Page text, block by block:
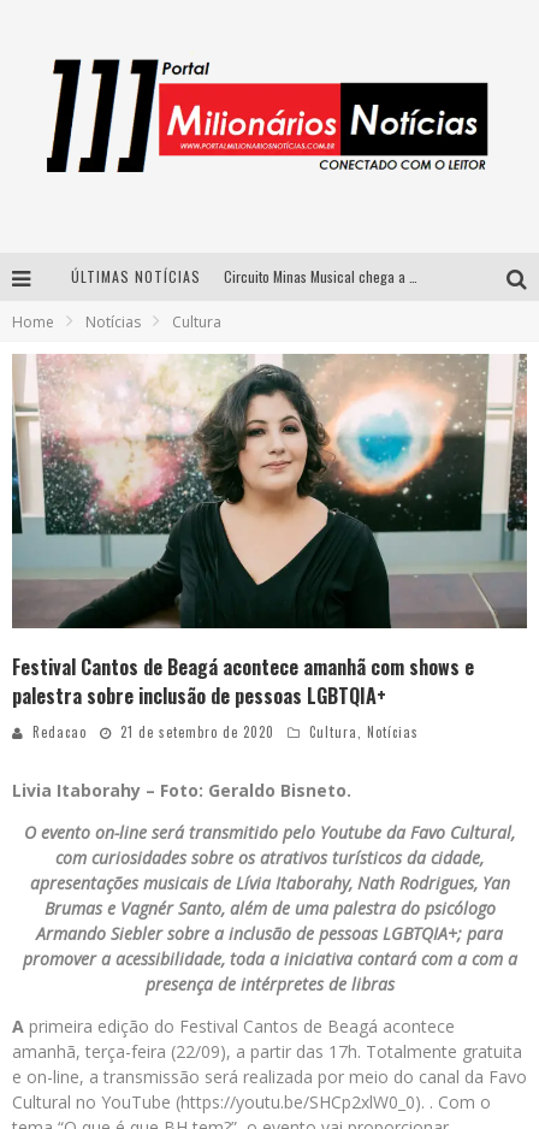
ÚLTIMAS NOTÍCIAS
Fenômeno do pagode, Fabinho desembarca em BH com a primeira edição do “Pagobinho”
Home Notícias Cultura
Festival Cantos de Beagá acontece amanhã com shows e
palestra sobre inclusão de pessoas LGBTQIA+
Redacao 21 de setembro de 2020 Cultura, Notícias
Livia Itaborahy – Foto: Geraldo Bisneto.
O evento on-line será transmitido pelo Youtube da Favo Cultural,
com curiosidades sobre os atrativos turísticos da cidade,
apresentações musicais de Lívia Itaborahy, Nath Rodrigues, Yan
Brumas e Vagnér Santo, além de uma palestra do psicólogo
Armando Siebler sobre a inclusão de pessoas LGBTQIA+; para
promover a acessibilidade, toda a iniciativa contará com a com a
presença de intérpretes de libras
A primeira edição do Festival Cantos de Beagá acontece
amanhã, terça-feira (22/09), a partir das 17h. Totalmente gratuita
e on-line, a transmissão será realizada por meio do canal da Favo
Cultural no YouTube (https://youtu.be/SHCp2xlW0_0). . Com o